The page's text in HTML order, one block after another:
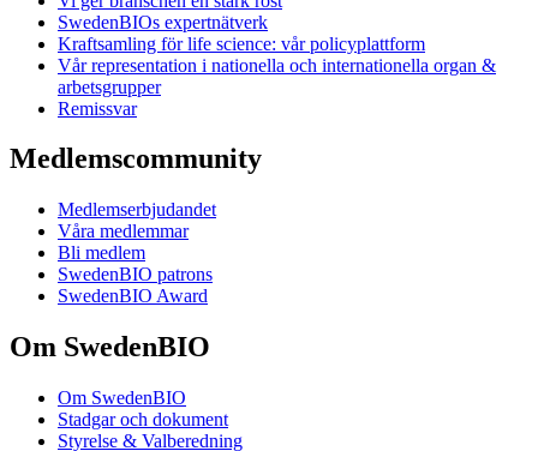
SwedenBIOs expertnätverk
Kraftsamling för life science: vår policyplattform
Vår representation i nationella och internationella organ &
arbetsgrupper
Remissvar
Medlemscommunity
Medlemserbjudandet
Våra medlemmar
Bli medlem
SwedenBIO patrons
SwedenBIO Award
Om SwedenBIO
Om SwedenBIO
Stadgar och dokument
Styrelse & Valberedning